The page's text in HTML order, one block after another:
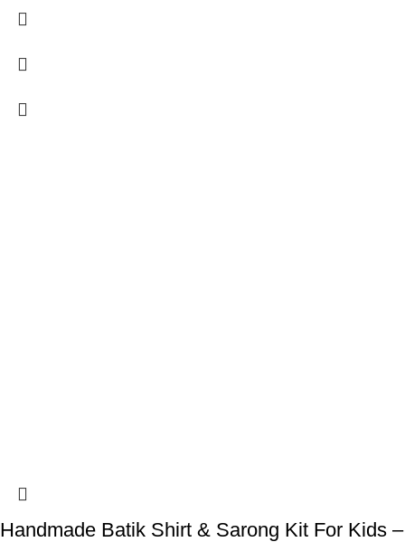
Handmade Batik Shirt & Sarong Kit For Kids –